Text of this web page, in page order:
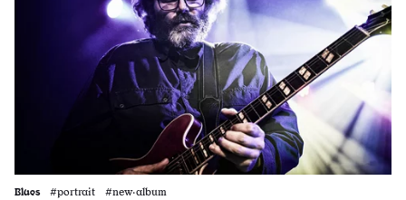
Blues #portrait #new·album